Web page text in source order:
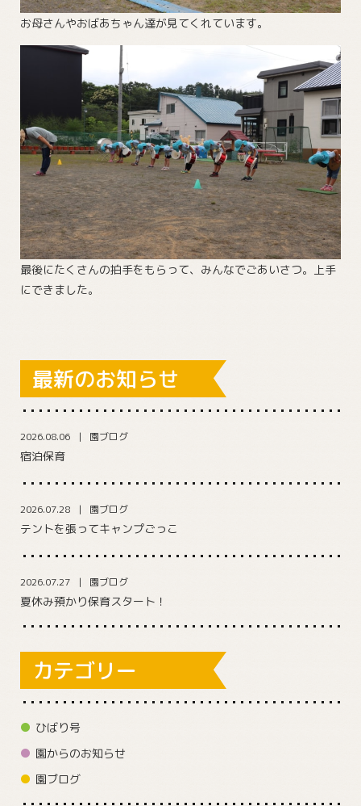
お母さんやおばあちゃん達が見てくれています。
最後にたくさんの拍手をもらって、みんなでごあいさつ。上手
にできました。
最新のお知らせ
2026.08.06 園ブログ
宿泊保育
2026.07.28 園ブログ
テントを張ってキャンプごっこ
2026.07.27 園ブログ
夏休み預かり保育スタート！
カテゴリー
ひばり号
園からのお知らせ
園ブログ